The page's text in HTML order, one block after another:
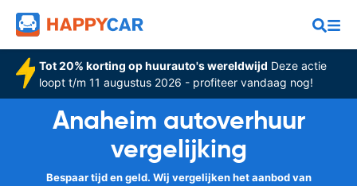
Tot 20% korting op huurauto's wereldwijd Deze actie
loopt t/m 11 augustus 2026 - profiteer vandaag nog!
Anaheim autoverhuur
vergelijking
Bespaar tijd en geld. Wij vergelijken het aanbod van